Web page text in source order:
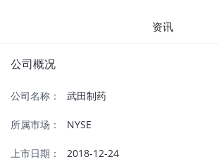
资讯
公司概况
公司名称： 武田制药
所属市场： NYSE
上市日期： 2018-12-24